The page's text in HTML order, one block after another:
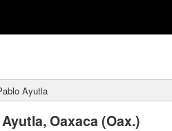
Ayutla
Oaxaca (Oax.)